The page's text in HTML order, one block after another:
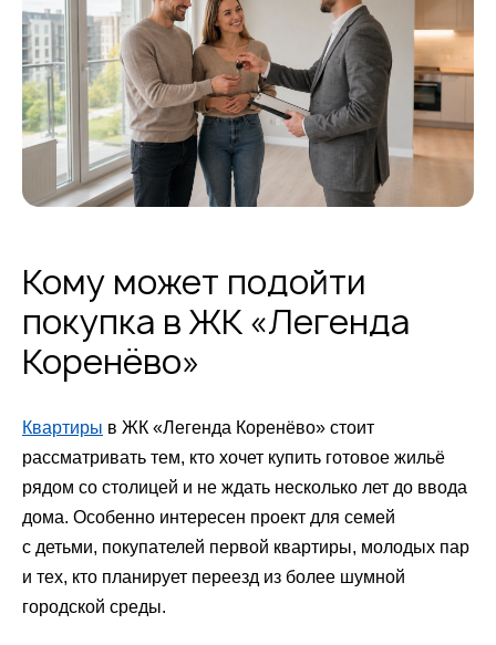
Кому может подойти
покупка в ЖК «Легенда
Коренёво»
Квартиры в ЖК «Легенда Коренёво» стоит
рассматривать тем, кто хочет купить готовое жильё
рядом со столицей и не ждать несколько лет до ввода
дома. Особенно интересен проект для семей
с детьми, покупателей первой квартиры, молодых пар
и тех, кто планирует переезд из более шумной
городской среды.